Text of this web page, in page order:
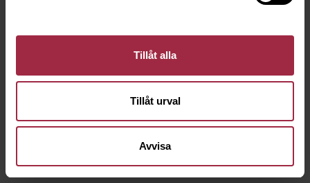
Tillåt alla
Tillåt urval
Avvisa